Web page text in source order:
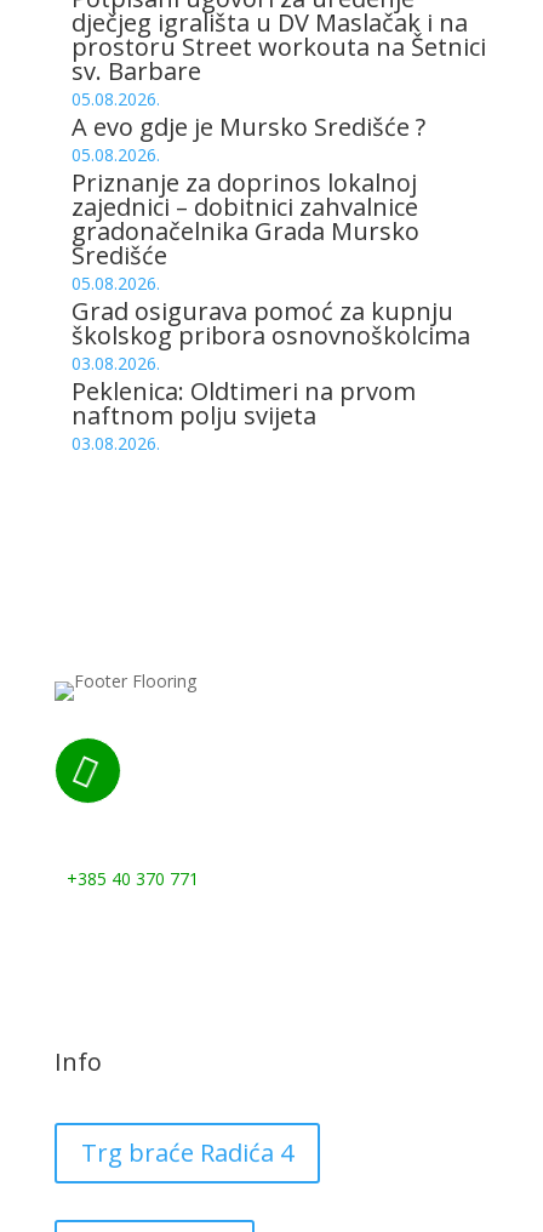
dječjeg igrališta u DV Maslačak i na
prostoru Street workouta na Šetnici
sv. Barbare
05.08.2026.
A evo gdje je Mursko Središće ?
05.08.2026.
Priznanje za doprinos lokalnoj
zajednici – dobitnici zahvalnice
gradonačelnika Grada Mursko
Središće
05.08.2026.
Grad osigurava pomoć za kupnju
školskog pribora osnovnoškolcima
03.08.2026.
Peklenica: Oldtimeri na prvom
naftnom polju svijeta
03.08.2026.

+385 40 370 771
Info
Trg braće Radića 4